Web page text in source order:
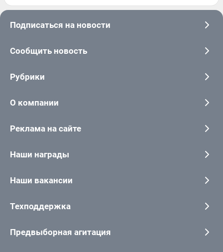
Подписаться на новости
Сообщить новость
Рубрики
О компании
Реклама на сайте
Наши награды
Наши вакансии
Техподдержка
Предвыборная агитация